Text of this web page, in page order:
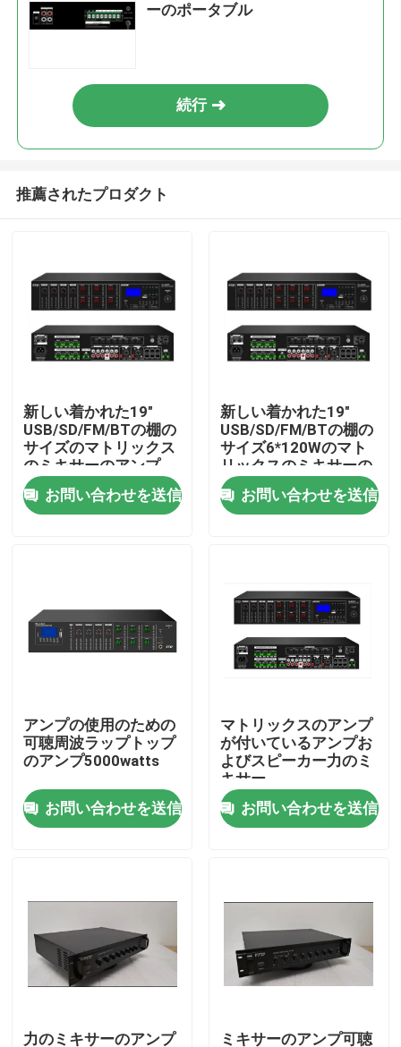
ビデオ
工場旅行
品質管理
ニュース
場合
PAシステム アンプ
ーのポータブル
続行
推薦されたプロダクト
新しい着かれた19"
USB/SD/FM/BTの棚の
サイズのマトリックス
のミキサーのアンプ
お問い合わせを送信
新しい着かれた19"
USB/SD/FM/BTの棚の
サイズ6*120Wのマト
リックスのミキサーの
アンプ
お問い合わせを送信
アンプの使用のための
可聴周波ラップトップ
のアンプ5000watts
お問い合わせを送信
マトリックスのアンプ
が付いているアンプお
よびスピーカー力のミ
キサー
お問い合わせを送信
力のミキサーのアンプ ミキサーのアンプ可聴